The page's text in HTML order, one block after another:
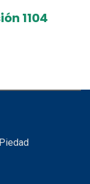
1104